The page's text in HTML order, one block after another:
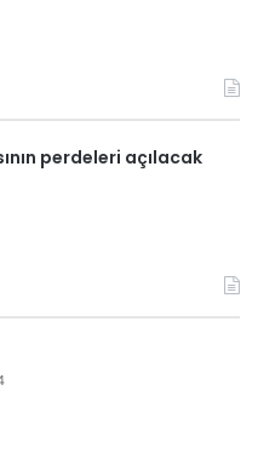
perdeleri açılacak